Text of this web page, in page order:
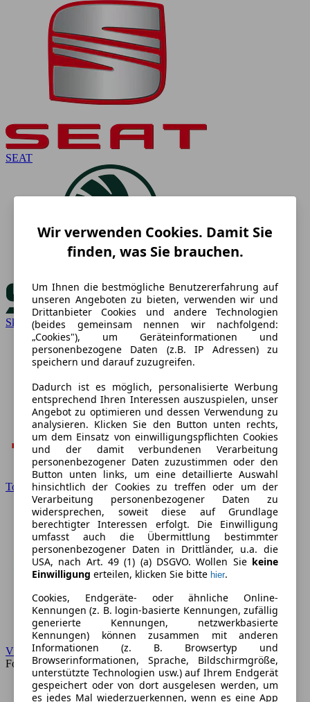
SEAT
Skoda
Toyota
VW
Forum
Wir verwenden Cookies. Damit Sie
finden, was Sie brauchen.
Um Ihnen die bestmögliche Benutzererfahrung auf
unseren Angeboten zu bieten, verwenden wir und
Drittanbieter Cookies und andere Technologien
(beides gemeinsam nennen wir nachfolgend:
„Cookies"), um Geräteinformationen und
personenbezogene Daten (z.B. IP Adressen) zu
speichern und darauf zuzugreifen.
Dadurch ist es möglich, personalisierte Werbung
entsprechend Ihren Interessen auszuspielen, unser
Angebot zu optimieren und dessen Verwendung zu
analysieren. Klicken Sie den Button unten rechts,
um dem Einsatz von einwilligungspflichten Cookies
und der damit verbundenen Verarbeitung
personenbezogener Daten zuzustimmen oder den
Button unten links, um eine detaillierte Auswahl
hinsichtlich der Cookies zu treffen oder um der
Verarbeitung personenbezogener Daten zu
widersprechen, soweit diese auf Grundlage
berechtigter Interessen erfolgt. Die Einwilligung
umfasst auch die Übermittlung bestimmter
personenbezogener Daten in Drittländer, u.a. die
USA, nach Art. 49 (1) (a) DSGVO. Wollen Sie keine
Einwilligung erteilen, klicken Sie bitte hier.
Cookies, Endgeräte- oder ähnliche Online-
Kennungen (z. B. login-basierte Kennungen, zufällig
generierte Kennungen, netzwerkbasierte
Kennungen) können zusammen mit anderen
Informationen (z. B. Browsertyp und
Browserinformationen, Sprache, Bildschirmgröße,
unterstützte Technologien usw.) auf Ihrem Endgerät
gespeichert oder von dort ausgelesen werden, um
es jedes Mal wiederzuerkennen, wenn es eine App